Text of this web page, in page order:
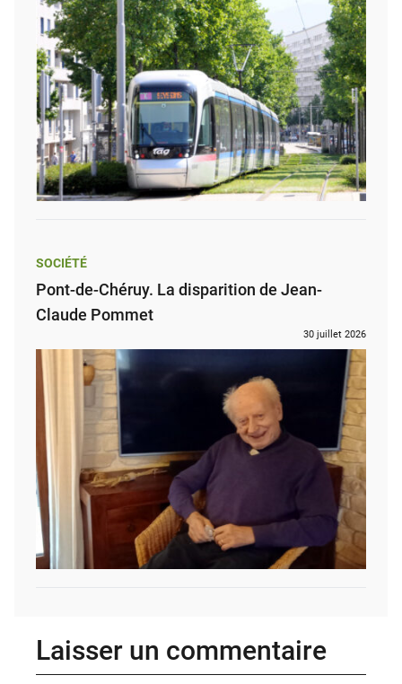
SOCIÉTÉ
Pont-de-Chéruy. La disparition de Jean-
Claude Pommet
30 juillet 2026
Laisser un commentaire